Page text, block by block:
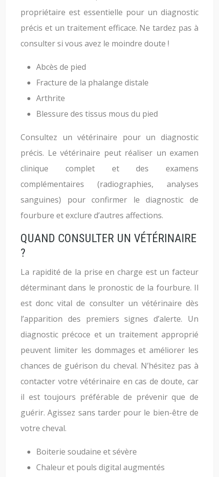
propriétaire est essentielle pour un diagnostic
précis et un traitement efficace. Ne tardez pas à
consulter si vous avez le moindre doute !
Abcès de pied
Fracture de la phalange distale
Arthrite
Blessure des tissus mous du pied
Consultez un vétérinaire pour un diagnostic
précis. Le vétérinaire peut réaliser un examen
clinique complet et des examens
complémentaires (radiographies, analyses
sanguines) pour confirmer le diagnostic de
fourbure et exclure d’autres affections.
QUAND CONSULTER UN VÉTÉRINAIRE
?
La rapidité de la prise en charge est un facteur
déterminant dans le pronostic de la fourbure. Il
est donc vital de consulter un vétérinaire dès
l’apparition des premiers signes d’alerte. Un
diagnostic précoce et un traitement approprié
peuvent limiter les dommages et améliorer les
chances de guérison du cheval. N’hésitez pas à
contacter votre vétérinaire en cas de doute, car
il est toujours préférable de prévenir que de
guérir. Agissez sans tarder pour le bien-être de
votre cheval.
Boiterie soudaine et sévère
Chaleur et pouls digital augmentés